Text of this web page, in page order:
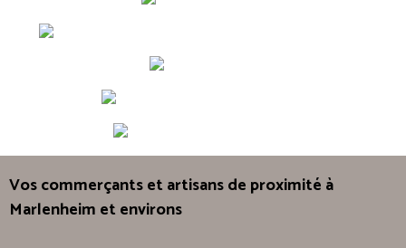
Vos commerçants et artisans de proximité à
Marlenheim et environs